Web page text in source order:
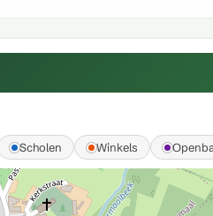
Scholen Winkels